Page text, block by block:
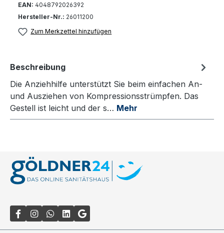
EAN: 4048792026392
Hersteller-Nr.: 26011200
Zum Merkzettel hinzufügen
Beschreibung
Die Anziehhilfe unterstützt Sie beim einfachen An-
und Ausziehen von Kompressionsstrümpfen. Das
Gestell ist leicht und der s… Mehr